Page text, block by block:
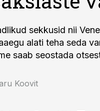
sekkusid nii
alati teha seda
saab seostada
Koovit